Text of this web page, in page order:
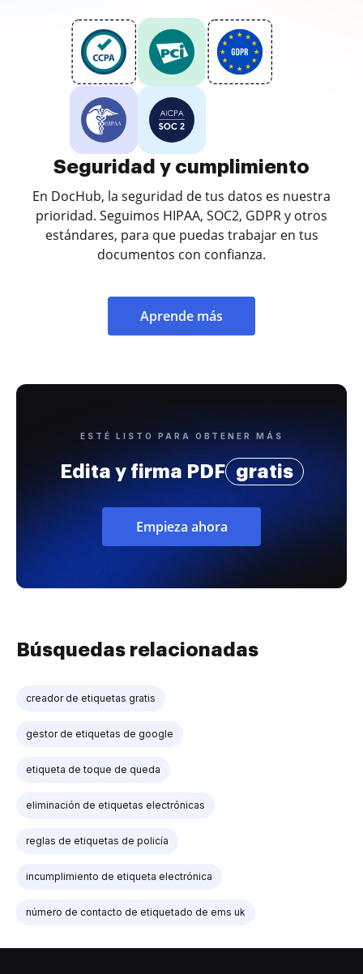
Seguridad y cumplimiento
En DocHub, la seguridad de tus datos es nuestra
prioridad. Seguimos HIPAA, SOC2, GDPR y otros
estándares, para que puedas trabajar en tus
documentos con confianza.
Aprende más
ESTÉ LISTO PARA OBTENER MÁS
Edita y firma PDF gratis
Empieza ahora
Búsquedas relacionadas
creador de etiquetas gratis
gestor de etiquetas de google
etiqueta de toque de queda
eliminación de etiquetas electrónicas
reglas de etiquetas de policía
incumplimiento de etiqueta electrónica
número de contacto de etiquetado de ems uk